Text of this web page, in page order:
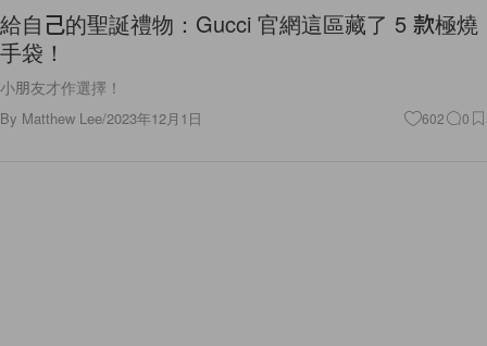
給自己的聖誕禮物：Gucci 官網這區藏了 5 款極燒
手袋！
小朋友才作選擇！
By Matthew Lee/2023年12月1日 602 0